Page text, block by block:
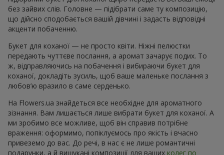
без зайвих слів. Головне — підібрати саме ту композицію,
що дійсно сподобається вашій дівчині і задасть відповідні
акценти побаченню.
Букет для коханої — не просто квіти. Ніжні пелюстки
передають чуттєве послання, а аромат зачарує подих. То
ж, відправляючись на побачення і вибираючи букет для
коханої, докладіть зусиль, щоб ваше маленьке послання з
любов’ю вразило в саме серденько.
На Flowers.ua знайдеться все необхідне для ароматного
зізнання. Вам лишається лише вибрати букет для коханої. А
ми зробимо все можливе, щоб він справив потрібне
враження: оформимо, попіклуємось про якість і вчасно
привеземо до вас. До речі, в нас є не лише романтичні
подарунки, а й вишукані композиції для ваших колег по